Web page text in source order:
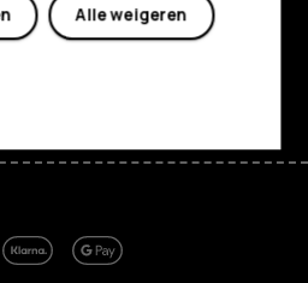
Alle weigeren